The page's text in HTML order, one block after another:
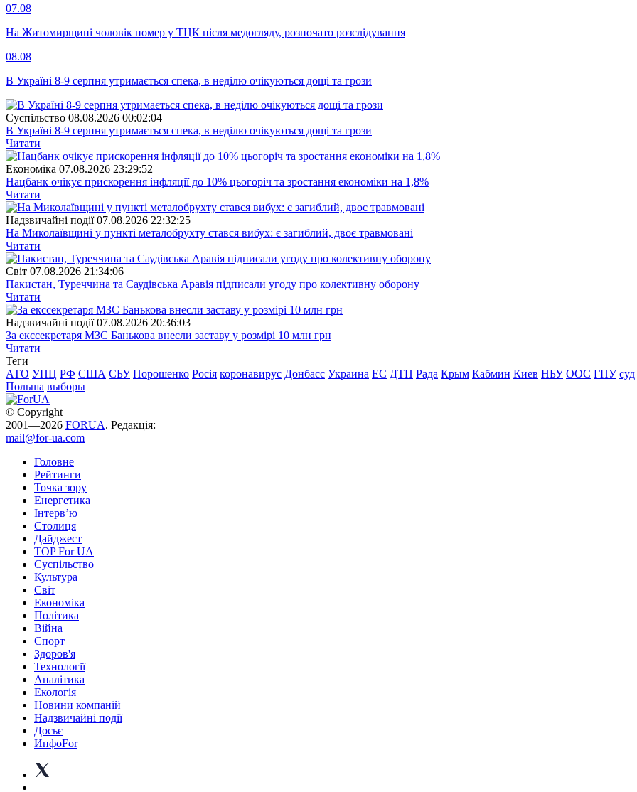
07.08
На Житомирщині чоловік помер у ТЦК після медогляду, розпочато розслідування
08.08
В Україні 8-9 серпня утримається спека, в неділю очікуються дощі та грози
Суспiльство 08.08.2026 00:02:04
В Україні 8-9 серпня утримається спека, в неділю очікуються дощі та грози
Читати
Економіка 07.08.2026 23:29:52
Нацбанк очікує прискорення інфляції до 10% цьогоріч та зростання економіки на 1,8%
Читати
Надзвичайні події 07.08.2026 22:32:25
На Миколаївщині у пункті металобрухту стався вибух: є загиблий, двоє травмовані
Читати
Свiт 07.08.2026 21:34:06
Пакистан, Туреччина та Саудівська Аравія підписали угоду про колективну оборону
Читати
Надзвичайні події 07.08.2026 20:36:03
За екссекретаря МЗС Банькова внесли заставу у розмірі 10 млн грн
Читати
Теги
АТО УПЦ РФ США СБУ Порошенко Росія коронавирус Донбасс Украина ЕС ДТП Рада Крым Кабмин Киев НБУ ООС ГПУ суд
Польша выборы
© Copyright
2001—2026 FORUA. Редакція:
mail@for-ua.com
Головне
Рейтинги
Точка зору
Енергетика
Інтерв’ю
Столиця
Дайджест
TOP For UA
Суспiльство
Культура
Світ
Економіка
Політика
Війна
Спорт
Здоров'я
Технології
Аналітика
Екологія
Новини компаній
Надзвичайні події
Досьє
ИнфоFor